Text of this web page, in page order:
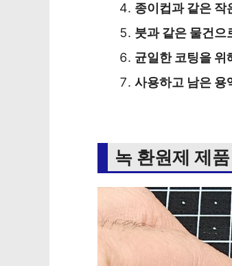
종이컵과 같은 작
붓과 같은 물건으
균일한 코팅을 위
사용하고 남은 용
녹 환원제 제